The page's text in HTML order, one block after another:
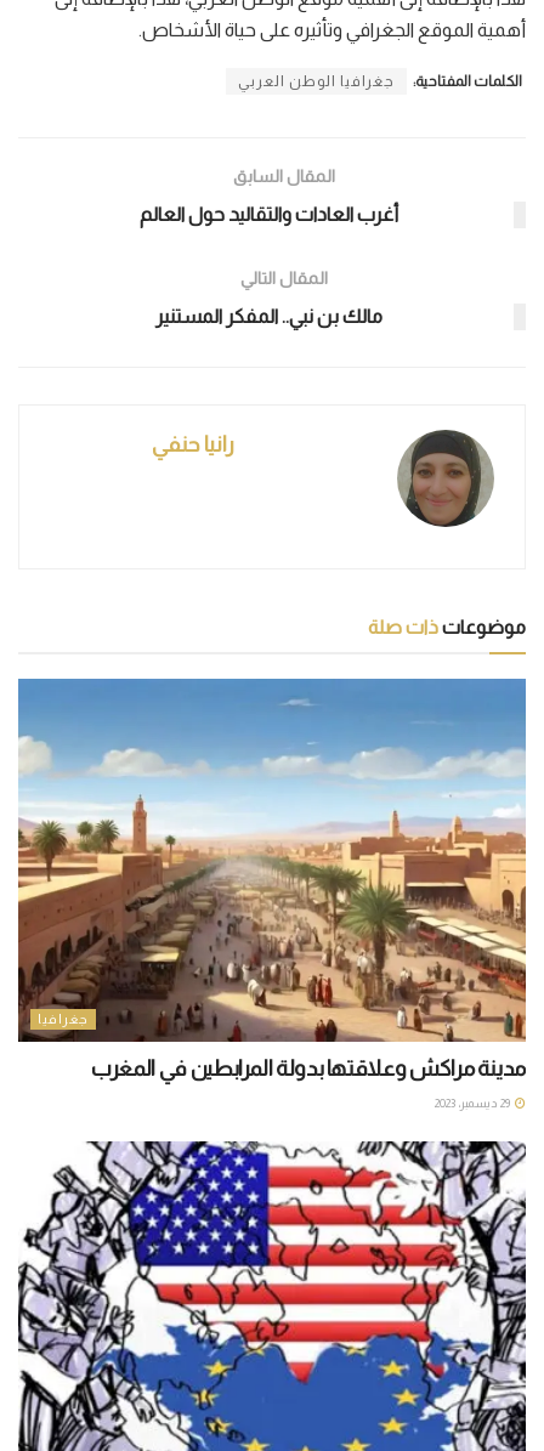
أهمية الموقع الجغرافي وتأثيره على حياة الأشخاص.
الكلمات المفتاحية: جغرافيا الوطن العربي
المقال السابق
أغرب العادات والتقاليد حول العالم
المقال التالي
مالك بن نبي.. المفكر المستنير
رانيا حنفي
موضوعاتذات صلة
جغرافيا
مدينة مراكش وعلاقتها بدولة المرابطين في المغرب